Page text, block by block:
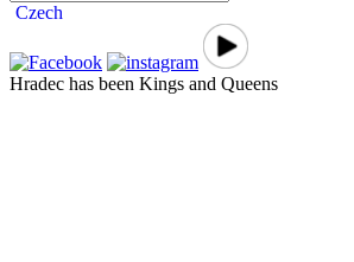
Czech
Hradec has been Kings and Queens